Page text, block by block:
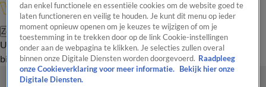
Zoeken
UitzendingenVandaag InsideDe OranjezomerShopUitzending
bijwonen
dan enkel functionele en essentiële cookies om de website goed te
laten functioneren en veilig te houden. Je kunt dit menu op ieder
moment opnieuw openen om je keuzes te wijzigen of om je
toestemming in te trekken door op de link Cookie-instellingen
onder aan de webpagina te klikken. Je selecties zullen overal
binnen onze Digitale Diensten worden doorgevoerd. Raadpleeg
onze Cookieverklaring voor meer informatie.
Bekijk hier onze
Digitale Diensten.